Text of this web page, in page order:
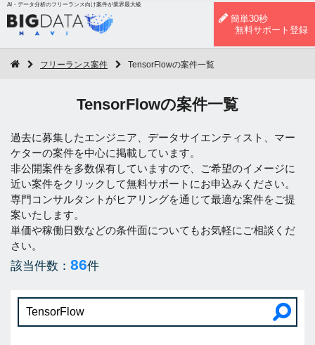
AI・データ分析のフリーランス向け案件が業界最大級
簡単30秒
無料サポート登録
フリーランス案件 TensorFlowの案件一覧
TensorFlowの案件一覧
過去に募集したエンジニア、データサイエンティスト、マー
ケターの案件を中心に掲載しています。
非公開案件を多数保有していますので、ご希望のイメージに
近い案件をクリックして無料サポートにお申込みください。
専門コンサルタントがヒアリングを通じて最適な案件をご提
案いたします。
単価や稼働日数などの条件面についてもお気軽にご相談くだ
さい。
該当件数： 86件